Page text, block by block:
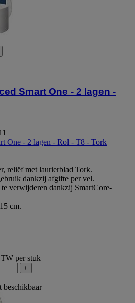
Smart One - 2 lagen -
One - 2 lagen - Rol - T8 - Tork
reliëf met laurierblad Tork.
dankzij afgifte per vel.
verwijderen dankzij SmartCore-
cm.
per stuk
+
beschikbaar